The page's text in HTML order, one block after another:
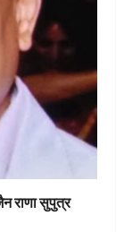
राणा सुपुत्र